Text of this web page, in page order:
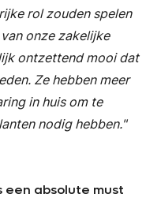
rol zouden spelen
onze zakelijke
ontzettend mooi dat
Ze hebben meer
in huis om te
nodig hebben."
absolute must